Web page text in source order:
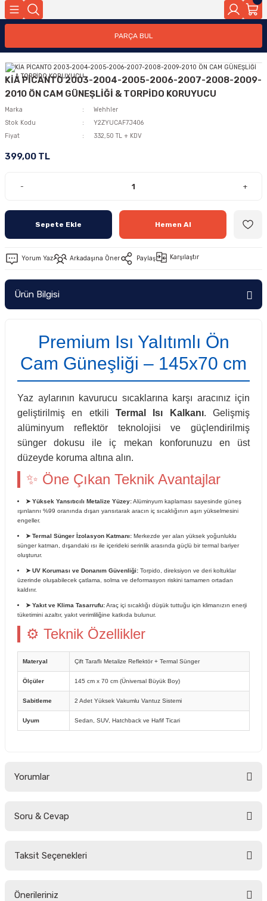
PARÇA BUL
KİA PİCANTO 2003-2004-2005-2006-2007-2008-2009-
2010 ÖN CAM GÜNEŞLİĞİ & TORPİDO KORUYUCU
Marka
Wehhler
Stok Kodu
Y2ZYUCAF7J406
Fiyat
332,50 TL + KDV
399,00 TL
- +
Sepete Ekle Hemen Al
Yorum Yaz Arkadaşına Öner Paylaş Karşılaştır
Ürün Bilgisi
Premium Isı Yalıtımlı Ön
Cam Güneşliği – 145x70 cm
Yaz aylarının kavurucu sıcaklarına karşı aracınız için
geliştirilmiş en etkili Termal Isı Kalkanı. Gelişmiş
alüminyum reflektör teknolojisi ve güçlendirilmiş
sünger dokusu ile iç mekan konforunuzu en üst
düzeyde koruma altına alın.
✨ Öne Çıkan Teknik Avantajlar
➤ Yüksek Yansıtıcılı Metalize Yüzey:Alüminyum kaplaması sayesinde güneş
ışınlarını %99 oranında dışarı yansıtarak aracın iç sıcaklığının aşırı yükselmesini
engeller.
➤ Termal Sünger İzolasyon Katmanı: Merkezde yer alan yüksek yoğunluklu
sünger katman, dışarıdaki ısı ile içerideki serinlik arasında güçlü bir termal bariyer
oluşturur.
➤ UV Koruması ve Donanım Güvenliği: Torpido, direksiyon ve deri koltuklar
üzerinde oluşabilecek çatlama, solma ve deformasyon riskini tamamen ortadan
kaldırır.
➤ Yakıt ve Klima Tasarrufu:Araç içi sıcaklığı düşük tuttuğu için klimanızın enerji
tüketimini azaltır, yakıt verimliliğine katkıda bulunur.
⚙ Teknik Özellikler
Materyal Çift Taraflı Metalize Reflektör + Termal Sünger
Ölçüler 145 cm x 70 cm (Üniversal Büyük Boy)
Sabitleme 2 Adet Yüksek Vakumlu Vantuz Sistemi
Uyum Sedan, SUV, Hatchback ve Hafif Ticari
Yorumlar
Soru & Cevap
Taksit Seçenekleri
Önerileriniz